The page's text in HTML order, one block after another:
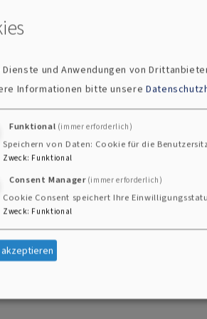
60,00 EUR
60,00 EUR
250,00 EUR
und Anwendungen von
Informationen bitte unsere
Funktional (immer erforderlich)
Speichern von Daten: Cookie für die
Zweck: Funktional
Consent Manager (immer erforderlich)
Cookie Consent speichert Ihre
Zweck: Funktional
akzeptieren